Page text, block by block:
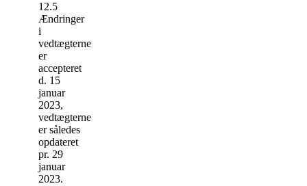
12.5
Ændringer
i
vedtægterne
er
accepteret
d. 15
januar
2023,
vedtægterne
er således
opdateret
pr. 29
januar
2023.